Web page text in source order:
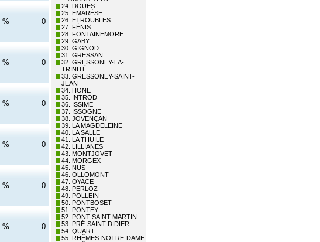
% 0
% 0
% 0
% 0
% 0
% 0
24. DOUES
25. EMARÈSE
26. ETROUBLES
27. FÉNIS
28. FONTAINEMORE
29. GABY
30. GIGNOD
31. GRESSAN
32. GRESSONEY-LA-
TRINITÉ
33. GRESSONEY-SAINT-
JEAN
34. HÔNE
35. INTROD
36. ISSIME
37. ISSOGNE
38. JOVENÇAN
39. LA MAGDELEINE
40. LA SALLE
41. LA THUILE
42. LILLIANES
43. MONTJOVET
44. MORGEX
45. NUS
46. OLLOMONT
47. OYACE
48. PERLOZ
49. POLLEIN
50. PONTBOSET
51. PONTEY
52. PONT-SAINT-MARTIN
53. PRÉ-SAINT-DIDIER
54. QUART
55. RHÊMES-NOTRE-DAME